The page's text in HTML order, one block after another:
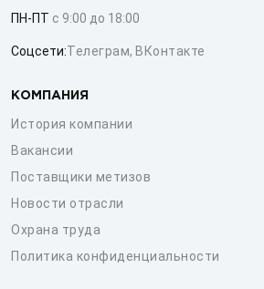
ПН-ПТ с 9:00 до 18:00
Соцсети:Телеграм, ВКонтакте
КОМПАНИЯ
История компании
Вакансии
Поставщики метизов
Новости отрасли
Охрана труда
Политика конфиденциальности